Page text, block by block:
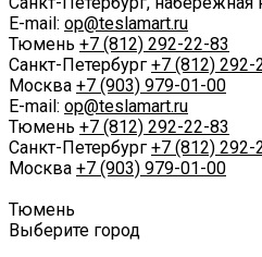
E-mail: op@teslamart.ru
Тюмень +7 (812) 292-22-83
Санкт-Петербург +7 (812) 292-
Москва +7 (903) 979-01-00
E-mail: op@teslamart.ru
Тюмень +7 (812) 292-22-83
Санкт-Петербург +7 (812) 292-
Москва +7 (903) 979-01-00
Тюмень
Выберите город